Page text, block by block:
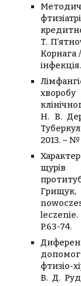
Т.
Корнага
Н. В.
2013. – №
Грищук
P.63-74.
фтизіо-
В. Д.